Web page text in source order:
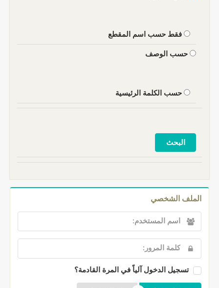
فقط حسب اسم المقطع
حسب الوصف
حسب الكلمة الرئيسية
الملف الشخصي
تسجيل الدخول آلياً في المرة القادمة؟